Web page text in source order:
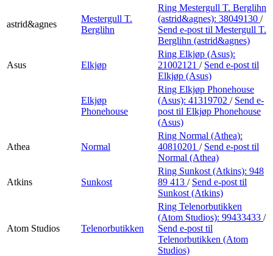
astrid&agnes
Mestergull T.
Berglihn
Ring Mestergull T. Berglihn
(astrid&agnes): 38049130 /
Send e-post til Mestergull T.
Berglihn (astrid&agnes)
Asus Elkjøp
Ring Elkjøp (Asus):
21002121 / Send e-post til
Elkjøp (Asus)
Elkjøp
Phonehouse
Ring Elkjøp Phonehouse
(Asus): 41319702 / Send e-
post til Elkjøp Phonehouse
(Asus)
Athea Normal
Ring Normal (Athea):
40810201 / Send e-post til
Normal (Athea)
Atkins Sunkost
Ring Sunkost (Atkins): 948
89 413 / Send e-post til
Sunkost (Atkins)
Atom Studios Telenorbutikken
Ring Telenorbutikken
(Atom Studios): 99433433 /
Send e-post til
Telenorbutikken (Atom
Studios)